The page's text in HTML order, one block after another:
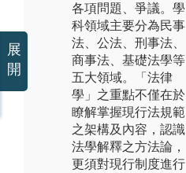
各項問題、爭議。學
科領域主要分為民事
法、公法、刑事法、
商事法、基礎法學等
五大領域。「法律
學」之重點不僅在於
瞭解掌握現行法規範
之架構及內容，認識
法學解釋之方法論，
更須對現行制度進行
展
開